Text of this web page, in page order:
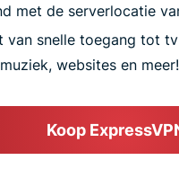
met de serverlocatie
van snelle toegang tot
websites en meer!
Koop